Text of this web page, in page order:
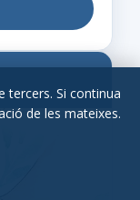
tercers. Si continua
de les mateixes.